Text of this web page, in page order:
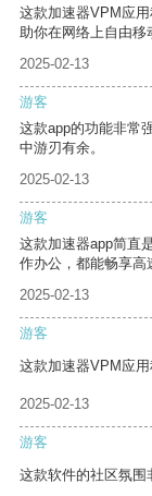
这款加速器VPM应
助你在网络上自由移
2025-02-13
游客
这款app的功能非常
中游刃有余。
2025-02-13
游客
这款加速器app简直
作办公，都能畅享高
2025-02-13
游客
这款加速器VPM应
2025-02-13
游客
这款软件的社区氛围